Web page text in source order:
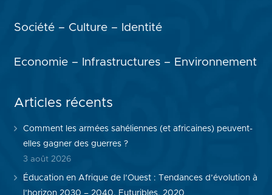
Société – Culture – Identité
Economie – Infrastructures – Environnement
Articles récents
Comment les armées sahéliennes (et africaines) peuvent-
elles gagner des guerres ?
3 août 2026
Éducation en Afrique de l’Ouest : Tendances d’évolution à
l’horizon 2030 – 2040, Futuribles, 2020